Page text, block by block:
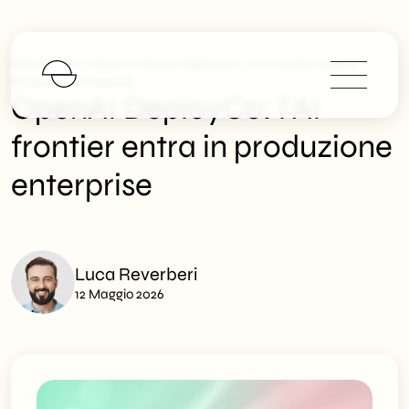
SHM Studio
OpenAI DeployCo: L’AI Frontier Entra In
Produzione Enterprise
OpenAI DeployCo: l’AI
frontier entra in produzione
enterprise
Luca Reverberi
12 Maggio 2026